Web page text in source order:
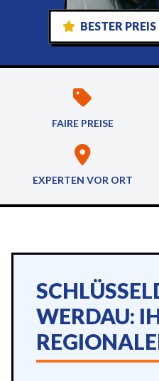
BESTER PREIS
FAIRE PREISE
EXPERTEN VOR ORT
WERDAU: